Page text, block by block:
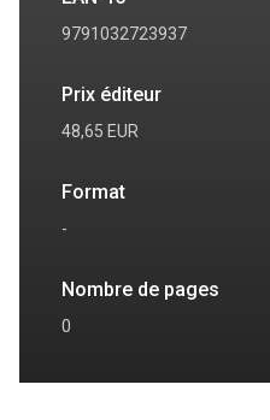
9791032723937
Prix éditeur
48,65 EUR
Format
-
Nombre de pages
0